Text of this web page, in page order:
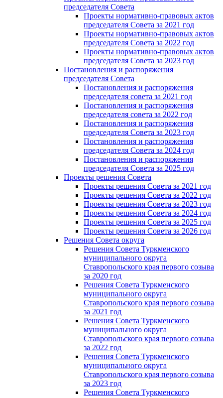
председателя Cовета
Проекты нормативно-правовых актов
председателя Cовета за 2021 год
Проекты нормативно-правовых актов
председателя Cовета за 2022 год
Проекты нормативно-правовых актов
председателя Cовета за 2023 год
Постановления и распоряжения
председателя Cовета
Постановления и распоряжения
председателя совета за 2021 год
Постановления и распоряжения
председателя совета за 2022 год
Постановления и распоряжения
председателя Cовета за 2023 год
Постановления и распоряжения
председателя Cовета за 2024 год
Постановления и распоряжения
председателя Cовета за 2025 год
Проекты решения Cовета
Проекты решения Совета за 2021 год
Проекты решения Совета за 2022 год
Проекты решения Cовета за 2023 год
Проекты решения Совета за 2024 год
Проекты решения Совета за 2025 год
Проекты решения Совета за 2026 год
Решения Совета округа
Решения Совета Туркменского
муниципального округа
Ставропольского края первого созыва
за 2020 год
Решения Совета Туркменского
муниципального округа
Ставропольского края первого созыва
за 2021 год
Решения Совета Туркменского
муниципального округа
Ставропольского края первого созыва
за 2022 год
Решения Совета Туркменского
муниципального округа
Ставропольского края первого созыва
за 2023 год
Решения Совета Туркменского